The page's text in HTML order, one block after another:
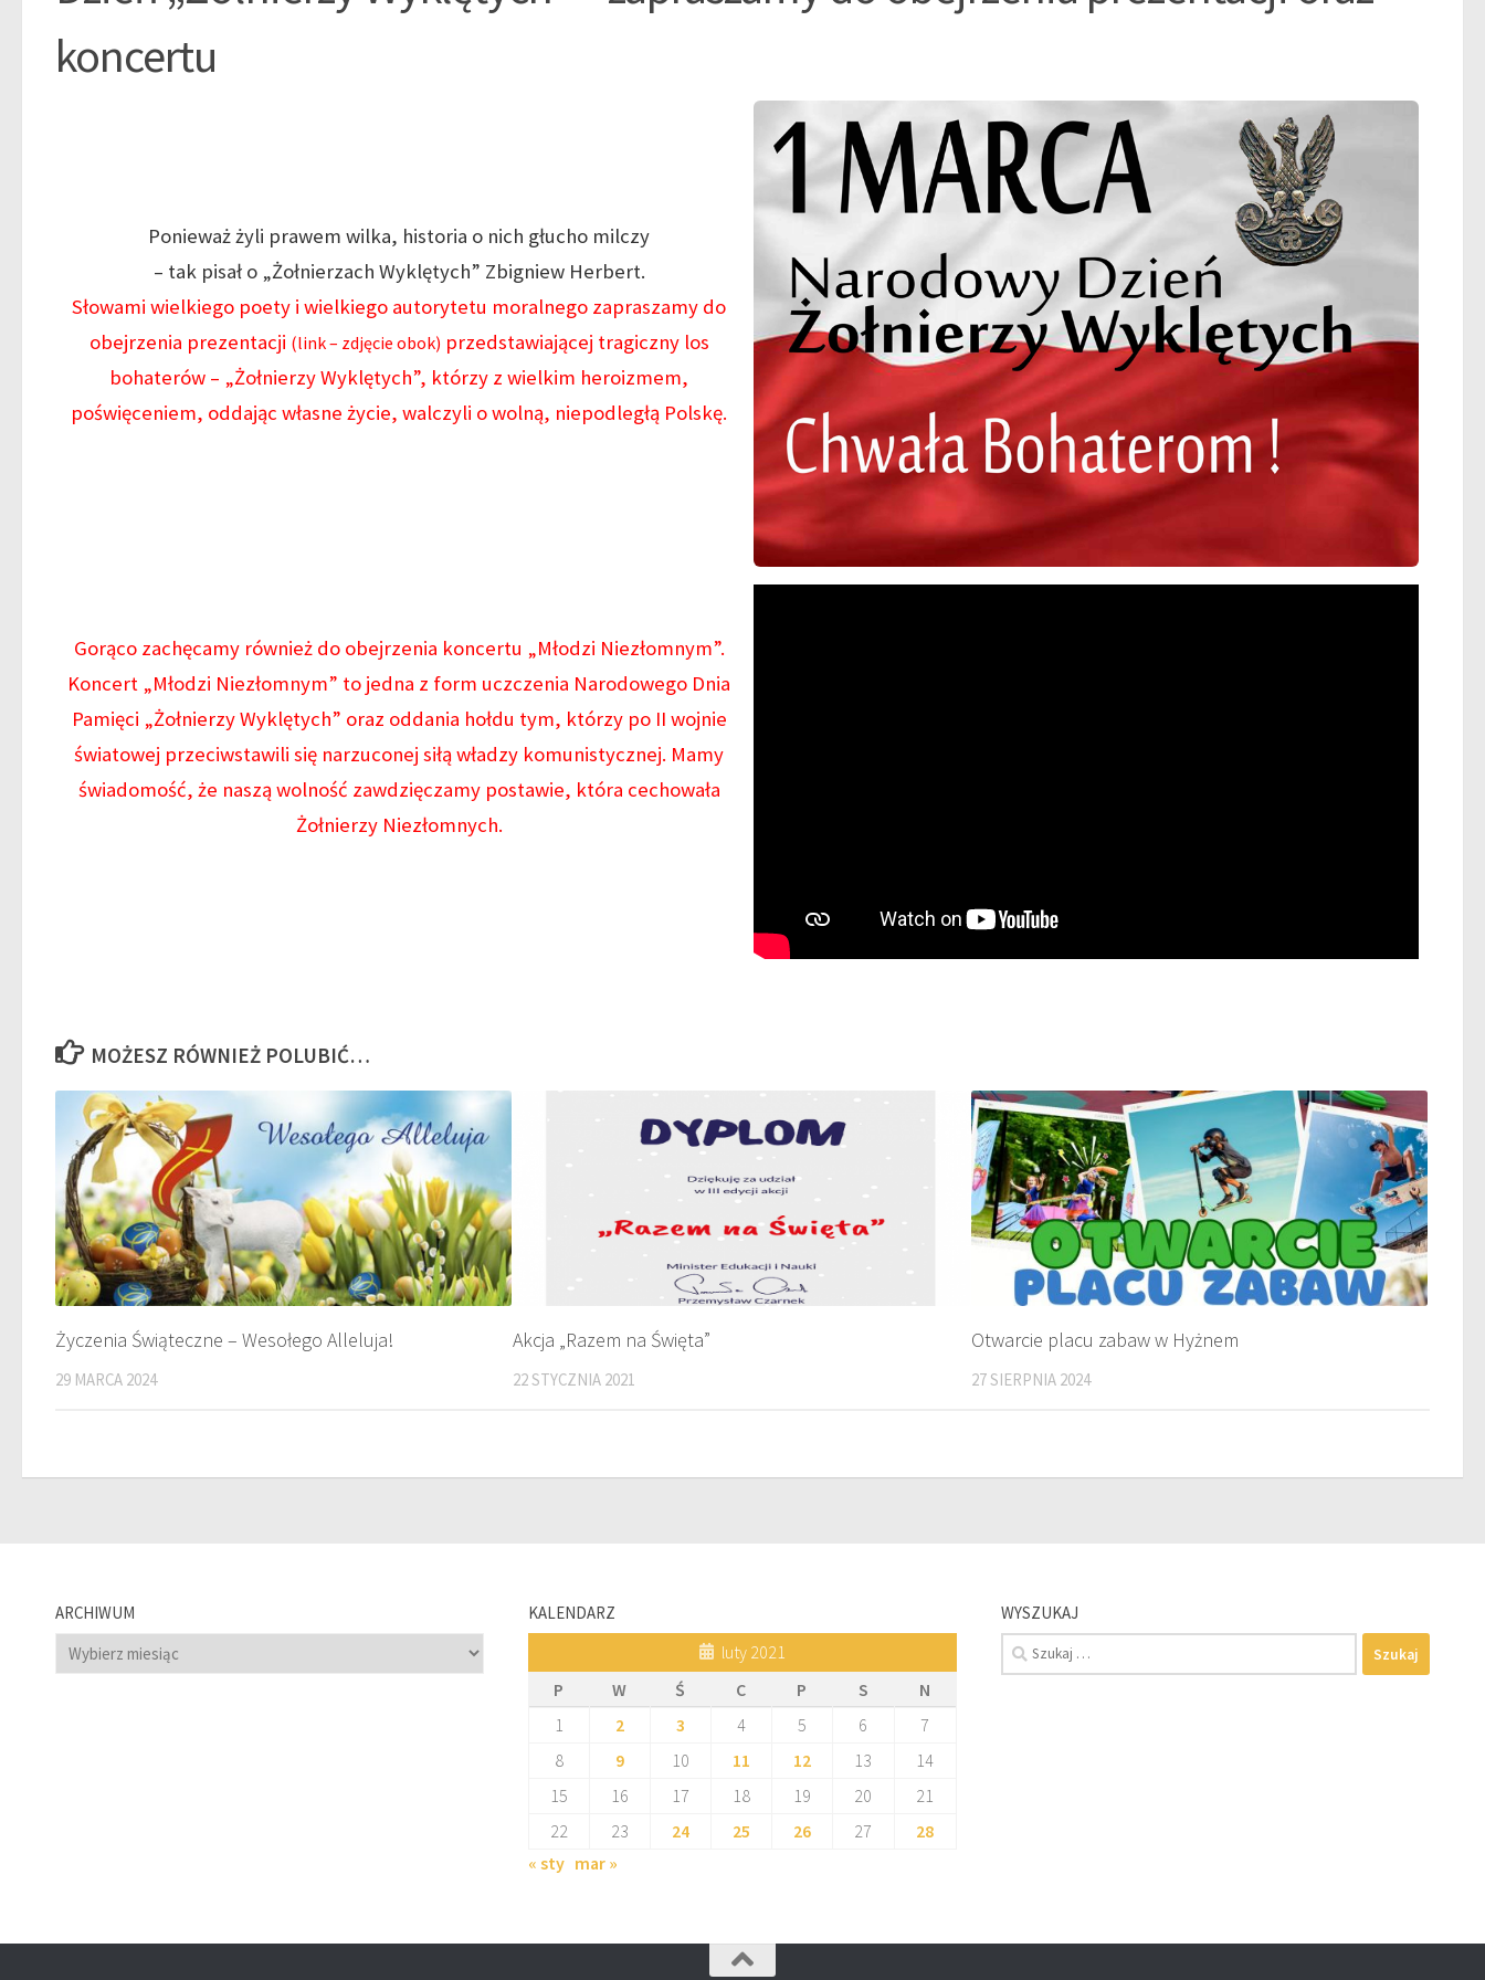
koncertu
Ponieważ żyli prawem wilka, historia o nich głucho milczy
– tak pisał o „Żołnierzach Wyklętych” Zbigniew Herbert.
Słowami wielkiego poety i wielkiego autorytetu moralnego zapraszamy do
obejrzenia prezentacji (link – zdjęcie obok) przedstawiającej tragiczny los
bohaterów – „Żołnierzy Wyklętych”, którzy z wielkim heroizmem,
poświęceniem, oddając własne życie, walczyli o wolną, niepodległą Polskę.
Gorąco zachęcamy również do obejrzenia koncertu „Młodzi Niezłomnym”.
Koncert „Młodzi Niezłomnym” to jedna z form uczczenia Narodowego Dnia
Pamięci „Żołnierzy Wyklętych” oraz oddania hołdu tym, którzy po II wojnie
światowej przeciwstawili się narzuconej siłą władzy komunistycznej. Mamy
świadomość, że naszą wolność zawdzięczamy postawie, która cechowała
Żołnierzy Niezłomnych.
MOŻESZ RÓWNIEŻ POLUBIĆ…
Życzenia Świąteczne – Wesołego Alleluja!
29 MARCA 2024
Akcja „Razem na Święta”
22 STYCZNIA 2021
Otwarcie placu zabaw w Hyżnem
27 SIERPNIA 2024
ARCHIWUM
Archiwum
KALENDARZ
luty 2021
P
W Ś C P S
N
1
2 3 4 5 6
7
8
9 10 11 12 13
14
15
16 17 18 19 20
21
22
23 24 25 26 27
28
« sty mar »
WYSZUKAJ
Szukaj: